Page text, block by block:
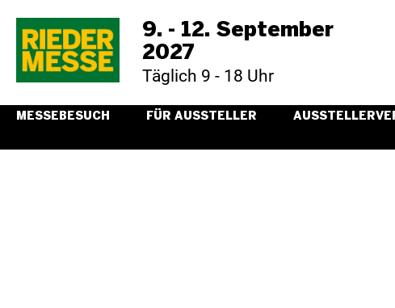
9. - 12. September
2027
Täglich 9 - 18 Uhr
MESSEBESUCH FÜR AUSSTELLER